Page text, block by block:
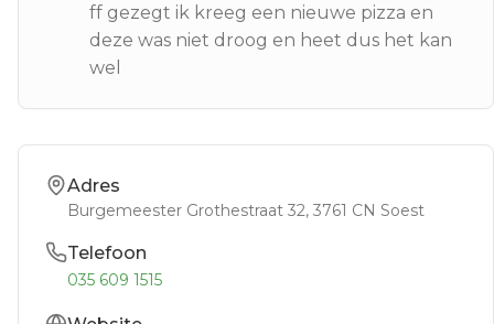
ff gezegt ik kreeg een nieuwe pizza en
deze was niet droog en heet dus het kan
wel
Adres
Burgemeester Grothestraat 32, 3761 CN Soest
Telefoon
035 609 1515